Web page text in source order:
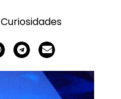
Curiosidades